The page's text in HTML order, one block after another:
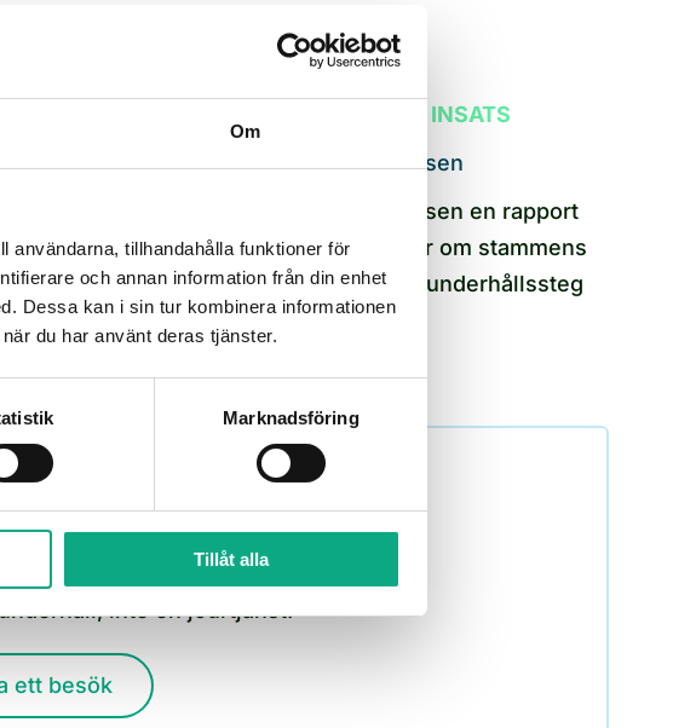
Om
användarna, tillhandahålla funktioner för
och annan information från din enhet
Dessa kan i sin tur kombinera informationen
du har använt deras tjänster.
Marknadsföring
Tillåt alla
vidare
lägger
RAPPORT EFTER UTFÖRD INSATS
Beslutsunderlag för styrelsen
Efter spolningen får styrelsen en rapport
med bilder och kommentar om stammens
skick. Bra grund för nästa underhållssteg
och ekonomisk planering.
6000 720 för planering med styrelsen
inte en jourtjänst.
ett besök